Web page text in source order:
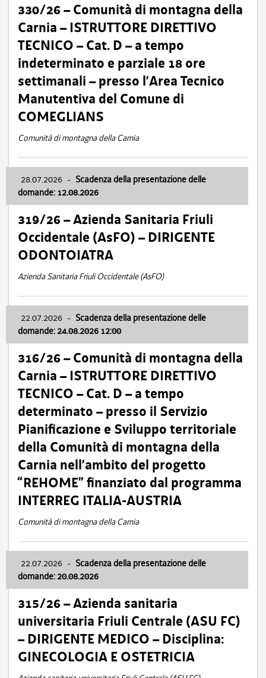
330/26 – Comunità di montagna della
Carnia – ISTRUTTORE DIRETTIVO
TECNICO – Cat. D – a tempo
indeterminato e parziale 18 ore
settimanali – presso l’Area Tecnico
Manutentiva del Comune di
COMEGLIANS
Comunità di montagna della Carnia
28.07.2026 - Scadenza della presentazione delle
domande: 12.08.2026
319/26 – Azienda Sanitaria Friuli
Occidentale (AsFO) – DIRIGENTE
ODONTOIATRA
Azienda Sanitaria Friuli Occidentale (AsFO)
22.07.2026 - Scadenza della presentazione delle
domande: 24.08.2026 12:00
316/26 – Comunità di montagna della
Carnia – ISTRUTTORE DIRETTIVO
TECNICO – Cat. D – a tempo
determinato – presso il Servizio
Pianificazione e Sviluppo territoriale
della Comunità di montagna della
Carnia nell’ambito del progetto
“REHOME” finanziato dal programma
INTERREG ITALIA-AUSTRIA
Comunità di montagna della Carnia
22.07.2026 - Scadenza della presentazione delle
domande: 20.08.2026
315/26 – Azienda sanitaria
universitaria Friuli Centrale (ASU FC)
– DIRIGENTE MEDICO – Disciplina:
GINECOLOGIA E OSTETRICIA